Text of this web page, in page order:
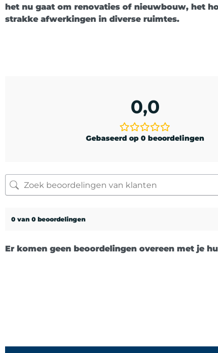
het nu gaat om renovaties of nieuwbouw, het
strakke afwerkingen in diverse ruimtes.
0,0
Gebaseerd op 0 beoordelingen
0 van 0 beoordelingen
Er komen geen beoordelingen overeen met je